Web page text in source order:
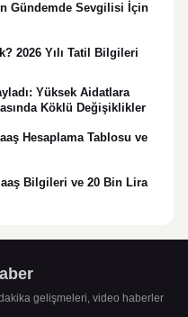
Gündemde Sevgilisi İçin
2026 Yılı Tatil Bilgileri
Yüksek Aidatlara
Köklü Değişiklikler
Hesaplama Tablosu ve
Bilgileri ve 20 Bin Lira
gelişmeleri, video haberler